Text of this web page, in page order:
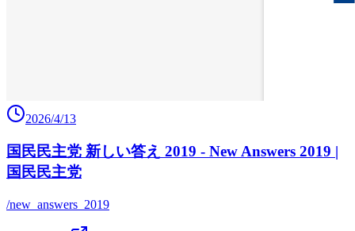
2026/4/13
国民民主党 新しい答え 2019 - New Answers 2019 |
国民民主党
/new_answers_2019